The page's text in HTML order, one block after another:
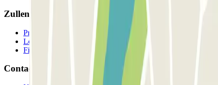
Zullen we samenwerken?
Professionals
Leverancier parkeren
Filialen
Contact